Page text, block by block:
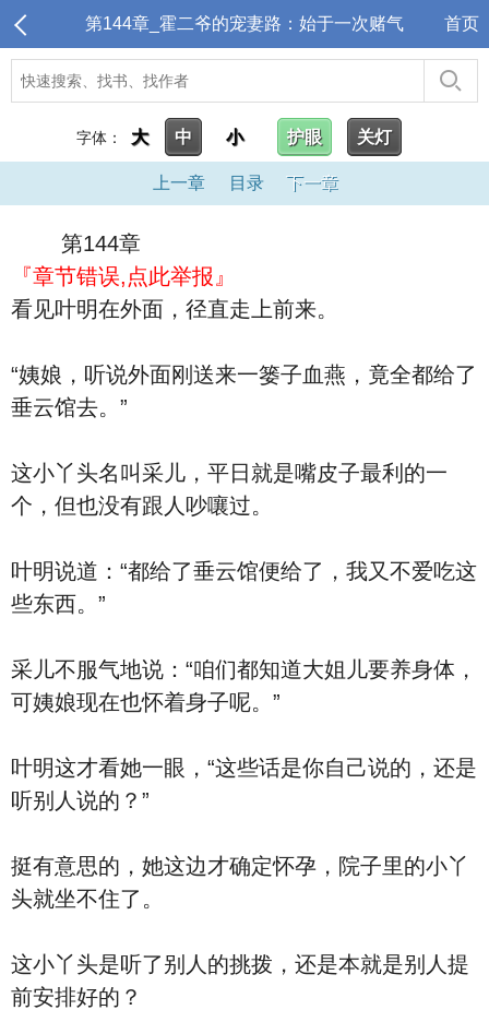
第144章_霍二爷的宠妻路：始于一次赌气 首页
字体： 大 中 小 护眼 关灯
上一章 目录 下一章
第144章
『章节错误,点此举报』
看见叶明在外面，径直走上前来。
“姨娘，听说外面刚送来一篓子血燕，竟全都给了
垂云馆去。”
这小丫头名叫采儿，平日就是嘴皮子最利的一
个，但也没有跟人吵嚷过。
叶明说道：“都给了垂云馆便给了，我又不爱吃这
些东西。”
采儿不服气地说：“咱们都知道大姐儿要养身体，
可姨娘现在也怀着身子呢。”
叶明这才看她一眼，“这些话是你自己说的，还是
听别人说的？”
挺有意思的，她这边才确定怀孕，院子里的小丫
头就坐不住了。
这小丫头是听了别人的挑拨，还是本就是别人提
前安排好的？